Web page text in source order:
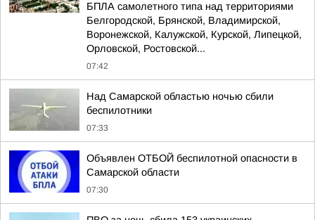
БПЛА самолетного типа над территориями
Белгородской, Брянской, Владимирской,
Воронежской, Калужской, Курской, Липецкой,
Орловской, Ростовской...
07:42
Над Самарской областью ночью сбили
беспилотники
07:33
Объявлен ОТБОЙ беспилотной опасности в
Самарской области
07:30